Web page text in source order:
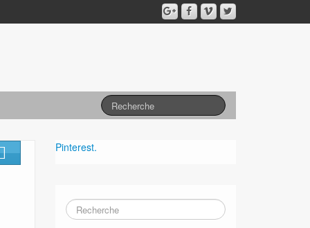
Pinterest.